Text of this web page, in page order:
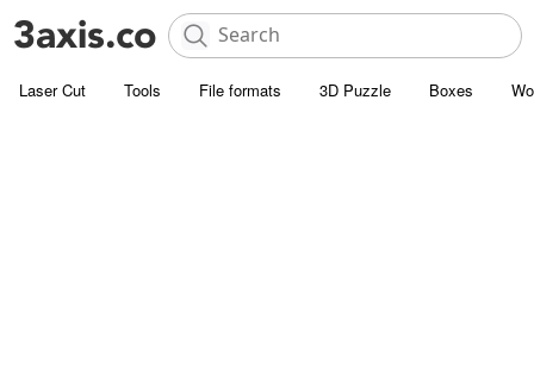
Laser Cut Tools File formats 3D Puzzle Boxes